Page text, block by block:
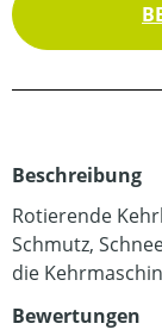
Beschreibung
Rotierende
Schmutz,
die
Bewertungen